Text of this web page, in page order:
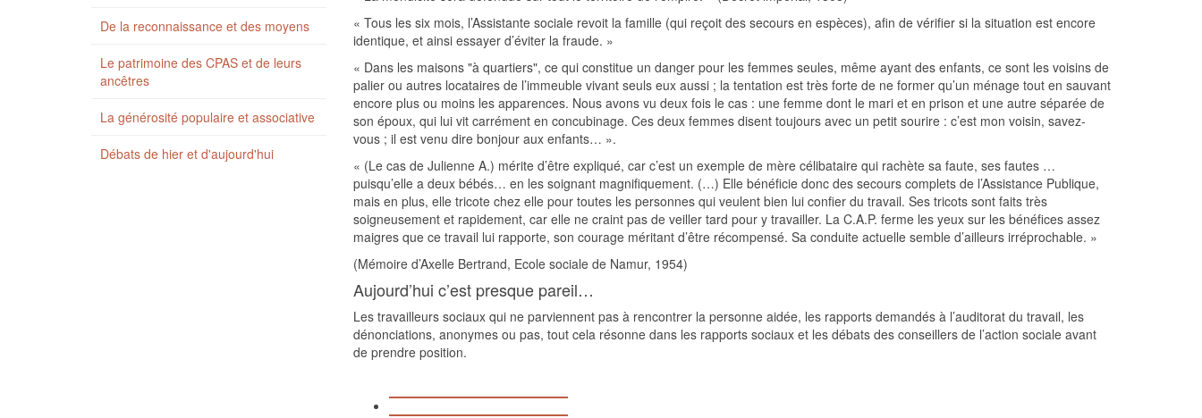
« Tous les six mois, l’Assistante sociale revoit la famille (qui reçoit des secours en espèces), afin de vérifier si la situation est encore
identique, et ainsi essayer d’éviter la fraude. »
« Dans les maisons "à quartiers", ce qui constitue un danger pour les femmes seules, même ayant des enfants, ce sont les voisins de
palier ou autres locataires de l’immeuble vivant seuls eux aussi ; la tentation est très forte de ne former qu’un ménage tout en sauvant
encore plus ou moins les apparences. Nous avons vu deux fois le cas : une femme dont le mari et en prison et une autre séparée de
son époux, qui lui vit carrément en concubinage. Ces deux femmes disent toujours avec un petit sourire : c’est mon voisin, savez-
vous ; il est venu dire bonjour aux enfants… ».
« (Le cas de Julienne A.) mérite d’être expliqué, car c’est un exemple de mère célibataire qui rachète sa faute, ses fautes …
puisqu’elle a deux bébés… en les soignant magnifiquement. (…) Elle bénéficie donc des secours complets de l’Assistance Publique,
mais en plus, elle tricote chez elle pour toutes les personnes qui veulent bien lui confier du travail. Ses tricots sont faits très
soigneusement et rapidement, car elle ne craint pas de veiller tard pour y travailler. La C.A.P. ferme les yeux sur les bénéfices assez
maigres que ce travail lui rapporte, son courage méritant d’être récompensé. Sa conduite actuelle semble d’ailleurs irréprochable. »
(Mémoire d’Axelle Bertrand, Ecole sociale de Namur, 1954)
Aujourd’hui c’est presque pareil…
Les travailleurs sociaux qui ne parviennent pas à rencontrer la personne aidée, les rapports demandés à l’auditorat du travail, les
dénonciations, anonymes ou pas, tout cela résonne dans les rapports sociaux et les débats des conseillers de l’action sociale avant
de prendre position.
De la reconnaissance et des moyens
Le patrimoine des CPAS et de leurs
ancêtres
La générosité populaire et associative
Débats de hier et d'aujourd'hui